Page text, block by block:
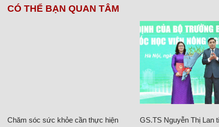
CÓ THỂ BẠN QUAN TÂM
Chăm sóc sức khỏe cần thực hiện
GS.TS Nguyễn Thị Lan